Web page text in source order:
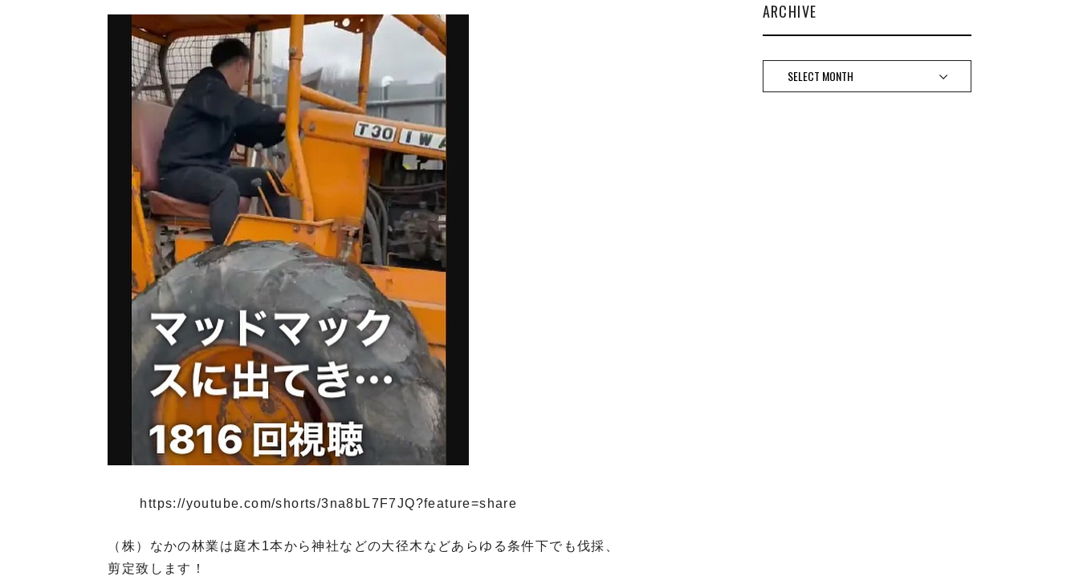
https://youtube.com/shorts/3na8bL7F7JQ?feature=share
（株）なかの林業は庭木1本から神社などの大径木などあらゆる条件下でも伐採、
剪定致します！
ARCHIVE